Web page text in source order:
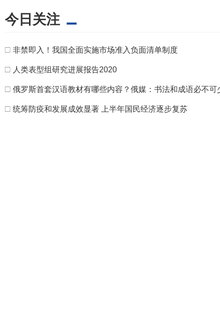
今日关注
□ 非禁即入！我国全面实施市场准入负面清单制度
□ 人类表型组研究进展报告2020
□ 俄罗斯首套汉语教材有哪些内容？俄媒：书法和成语必不可
□ 统筹防疫和发展成效显著 上半年国民经济逐步复苏